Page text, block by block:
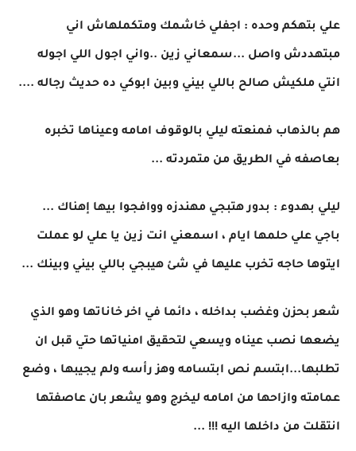
علي بتهكم وحده : اجفلي خاشمك ومتكملهاش اني
مبتهددش واصل ...سمعاني زين ..واني اجول اللي اجوله
انتي ملكيش صالح باللي بيني وبين ابوكي ده حديث رجاله ....
هم بالذهاب فمنعته ليلي بالوقوف امامه وعيناها تخبره
بعاصفه في الطريق من متمردته ...
ليلي بهدوء : بدور هتبجي مهندزه ووافجوا بيها إهناك ...
باجي علي حلمها ايام ، اسمعني انت زين يا علي لو عملت
ايتوها حاجه تخرب عليها في شئ هيبجي باللي بيني وبينك ...
شعر بحزن وغضب بداخله ، دائما في اخر خاناتها وهو الذي
يضعها نصب عيناه ويسعي لتحقيق امنياتها حتي قبل ان
تطلبها...ابتسم نص ابتسامه وهز رأسه ولم يجيبها ، وضع
عمامته وازاحها من امامه ليخرج وهو يشعر بان عاصفتها
انتقلت من داخلها اليه !!! ...